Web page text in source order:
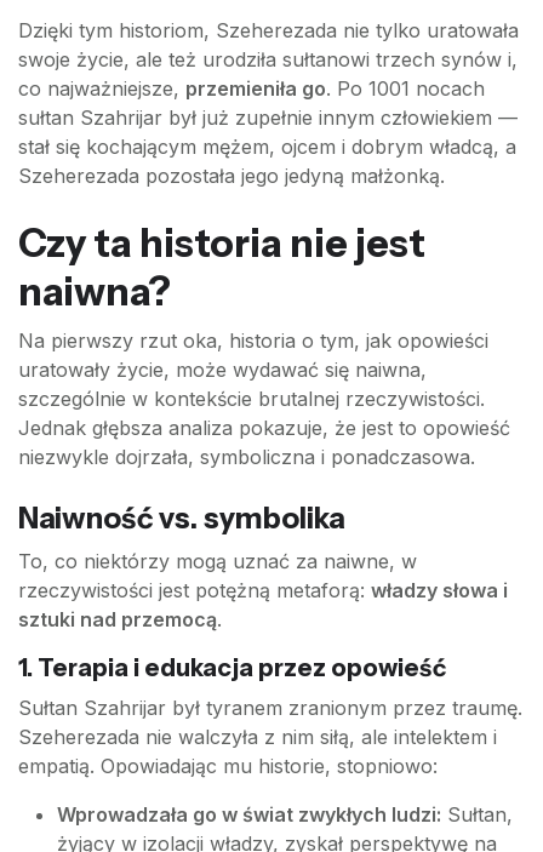
Dzięki tym historiom, Szeherezada nie tylko uratowała
swoje życie, ale też urodziła sułtanowi trzech synów i,
co najważniejsze, przemieniła go. Po 1001 nocach
sułtan Szahrijar był już zupełnie innym człowiekiem —
stał się kochającym mężem, ojcem i dobrym władcą, a
Szeherezada pozostała jego jedyną małżonką.
Czy ta historia nie jest
naiwna?
Na pierwszy rzut oka, historia o tym, jak opowieści
uratowały życie, może wydawać się naiwna,
szczególnie w kontekście brutalnej rzeczywistości.
Jednak głębsza analiza pokazuje, że jest to opowieść
niezwykle dojrzała, symboliczna i ponadczasowa.
Naiwność vs. symbolika
To, co niektórzy mogą uznać za naiwne, w
rzeczywistości jest potężną metaforą: władzy słowa i
sztuki nad przemocą.
1. Terapia i edukacja przez opowieść
Sułtan Szahrijar był tyranem zranionym przez traumę.
Szeherezada nie walczyła z nim siłą, ale intelektem i
empatią. Opowiadając mu historie, stopniowo:
Wprowadzała go w świat zwykłych ludzi: Sułtan,
żyjący w izolacji władzy, zyskał perspektywę na